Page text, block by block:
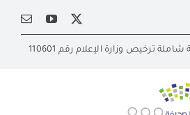
ترخيص وزارة الإعلام رقم 110601